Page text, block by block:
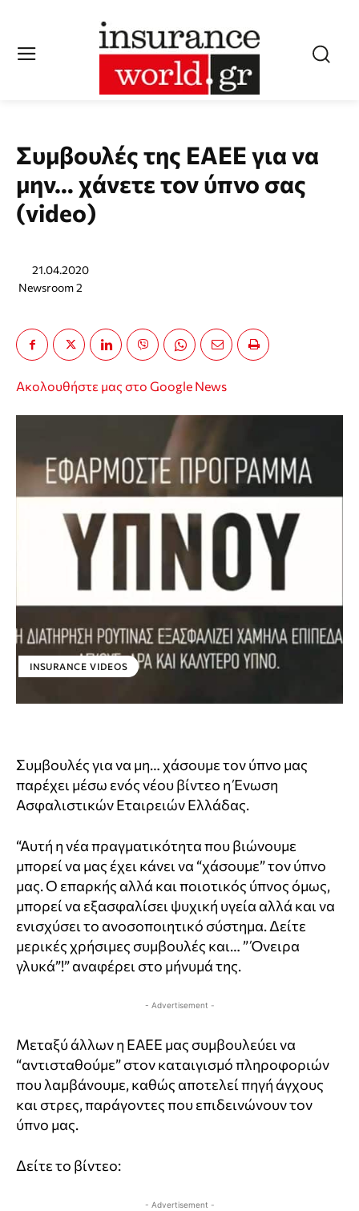
Συμβουλές της ΕΑΕΕ για να
μην… χάνετε τον ύπνο σας
(video)
21.04.2020
Newsroom 2
Ακολουθήστε μας στο Google News
INSURANCE VIDEOS
Συμβουλές για να μη… χάσουμε τον ύπνο μας
παρέχει μέσω ενός νέου βίντεο η Ένωση
Ασφαλιστικών Εταιρειών Ελλάδας.
“Αυτή η νέα πραγματικότητα που βιώνουμε
μπορεί να μας έχει κάνει να “χάσουμε” τον ύπνο
μας. Ο επαρκής αλλά και ποιοτικός ύπνος όμως,
μπορεί να εξασφαλίσει ψυχική υγεία αλλά και να
ενισχύσει το ανοσοποιητικό σύστημα. Δείτε
μερικές χρήσιμες συμβουλές και… ” Όνειρα
γλυκά”!” αναφέρει στο μήνυμά της.
- Advertisement -
Μεταξύ άλλων η ΕΑΕΕ μας συμβουλεύει να
“αντισταθούμε” στον καταιγισμό πληροφοριών
που λαμβάνουμε, καθώς αποτελεί πηγή άγχους
και στρες, παράγοντες που επιδεινώνουν τον
ύπνο μας.
Δείτε το βίντεο:
- Advertisement -